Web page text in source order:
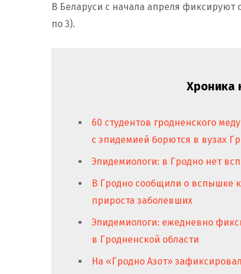
В Беларуси с начала апреля фиксируют
по 3).
Хроника
60 студентов гродненского
с эпидемией борются в вузах
Эпидемиологи: в Гродно нет
В Гродно сообщили о вспышке
прироста заболевших
Эпидемиологи: ежедневно
в Гродненской области
На «Гродно Азот»